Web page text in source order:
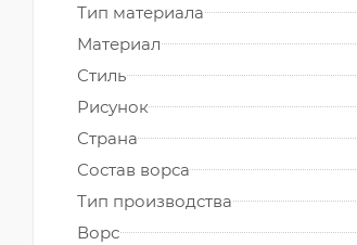
Тип материала
Материал
Стиль
Рисунок
Страна
Состав ворса
Тип производства
Ворс